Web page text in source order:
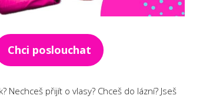
Chci poslouchat
Nechceš přijít o vlasy? Chceš do lázní? Jseš